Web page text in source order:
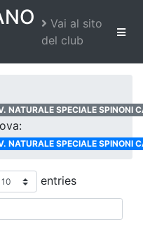
Vai al sito
del club
NATURALE SPECIALE
NATURALE SPECIALE
entries